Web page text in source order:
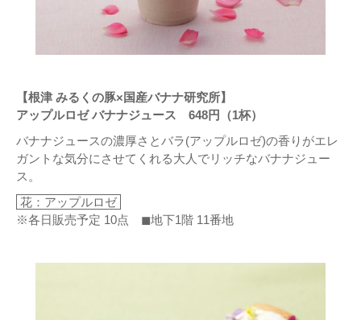
【根津 みるくの豚×国産バナナ研究所】
アップルロゼ バナナジュース 648円（1杯）
バナナジュースの濃厚さとバラ(アップルロゼ)の香りがエレ
ガントな気分にさせてくれる大人でリッチなバナナジュー
ス。
花：アップルロゼ
※各日販売予定 10点 ◼地下1階 11番地